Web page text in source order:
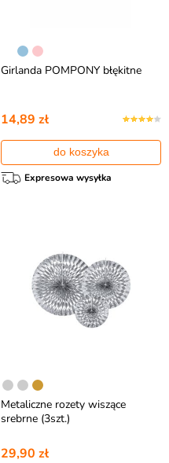
Girlanda POMPONY błękitne
14,89 zł
do koszyka
Expresowa wysyłka
Metaliczne rozety wiszące
srebrne (3szt.)
29,90 zł